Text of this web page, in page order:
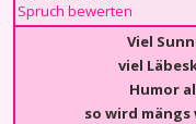
Spruch bewerten
Viel
viel
Humor
so wird